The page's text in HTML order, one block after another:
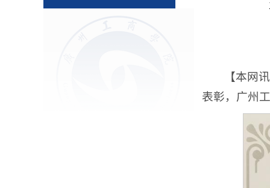
【本网
表彰，广州